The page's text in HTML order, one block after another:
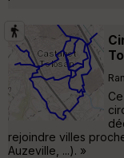
rejoindre villes
Auzeville, ...). »